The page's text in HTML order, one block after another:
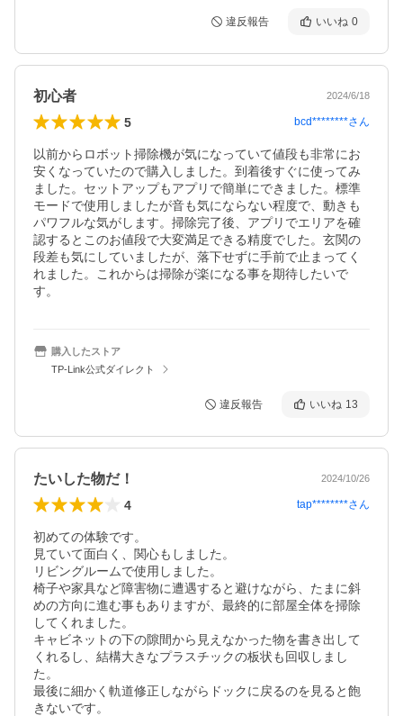
違反報告 いいね 0
初心者 2024/6/18
5 bcd********さん
以前からロボット掃除機が気になっていて値段も非常にお
安くなっていたので購入しました。到着後すぐに使ってみ
ました。セットアップもアプリで簡単にできました。標準
モードで使用しましたが音も気にならない程度で、動きも
パワフルな気がします。掃除完了後、アプリでエリアを確
認するとこのお値段で大変満足できる精度でした。玄関の
段差も気にしていましたが、落下せずに手前で止まってく
れました。これからは掃除が楽になる事を期待したいで
す。
購入したストア
TP-Link公式ダイレクト
違反報告 いいね 13
たいした物だ！ 2024/10/26
4 tap********さん
初めての体験です。
見ていて面白く、関心もしました。
リビングルームで使用しました。
椅子や家具など障害物に遭遇すると避けながら、たまに斜
めの方向に進む事もありますが、最終的に部屋全体を掃除
してくれました。
キャビネットの下の隙間から見えなかった物を書き出して
くれるし、結構大きなプラスチックの板状も回収しまし
た。
最後に細かく軌道修正しながらドックに戻るのを見ると飽
きないです。